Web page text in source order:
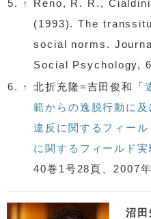
5.
↑
Reno, R. R.,
(1993). The
social norms.
Social Psychology,
6.
↑ 北折充隆=吉田俊和「
範からの逸脱行動に
違反に関するフィー
に関するフィールド実
40巻1号28頁、2007年
沼田